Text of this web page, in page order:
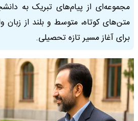
مجموعه‌ای از پیام‌های تبریک به
متن‌های کوتاه، متوسط و بلند از زبان
برای آغاز مسیر تازه تحصیلی.